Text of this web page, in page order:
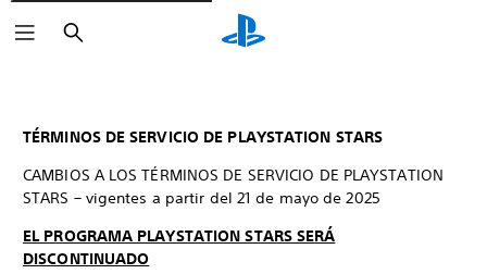
Buscar
TÉRMINOS DE SERVICIO DE PLAYSTATION STARS
CAMBIOS A LOS TÉRMINOS DE SERVICIO DE PLAYSTATION
STARS – vigentes a partir del 21 de mayo de 2025
EL PROGRAMA PLAYSTATION STARS SERÁ
DISCONTINUADO